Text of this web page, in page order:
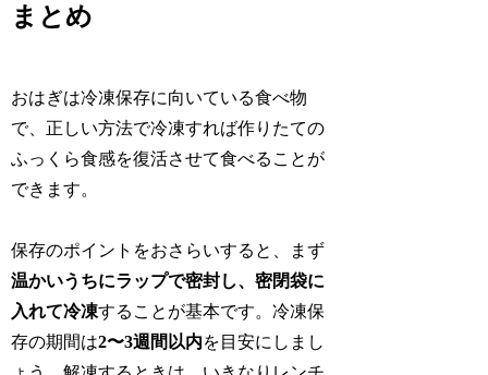
まとめ
おはぎは冷凍保存に向いている食べ物
で、正しい方法で冷凍すれば作りたての
ふっくら食感を復活させて食べることが
できます。
保存のポイントをおさらいすると、まず
温かいうちにラップで密封し、密閉袋に
入れて冷凍することが基本です。冷凍保
存の期間は2〜3週間以内を目安にしまし